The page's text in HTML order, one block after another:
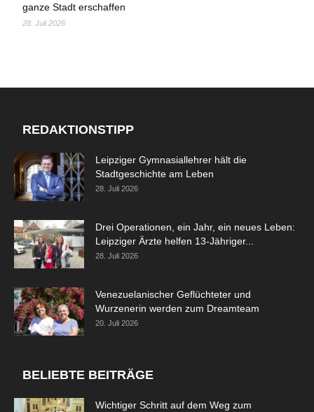
ganze Stadt erschaffen
28. Juli 2026
REDAKTIONSTIPP
Leipziger Gymnasiallehrer hält die
Stadtgeschichte am Leben
28. Juli 2026
Drei Operationen, ein Jahr, ein neues Leben:
Leipziger Ärzte helfen 13-Jähriger...
28. Juli 2026
Venezuelanischer Geflüchteter und
Wurzenerin werden zum Dreamteam
20. Juli 2026
BELIEBTE BEITRÄGE
Wichtiger Schritt auf dem Weg zum